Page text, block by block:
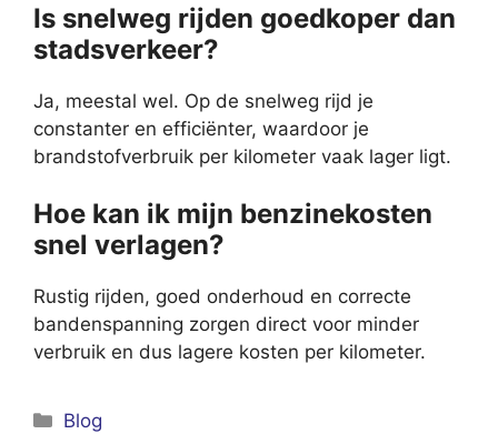
Is snelweg rijden goedkoper dan
stadsverkeer?
Ja, meestal wel. Op de snelweg rijd je
constanter en efficiënter, waardoor je
brandstofverbruik per kilometer vaak lager ligt.
Hoe kan ik mijn benzinekosten
snel verlagen?
Rustig rijden, goed onderhoud en correcte
bandenspanning zorgen direct voor minder
verbruik en dus lagere kosten per kilometer.
Categorieën
Blog